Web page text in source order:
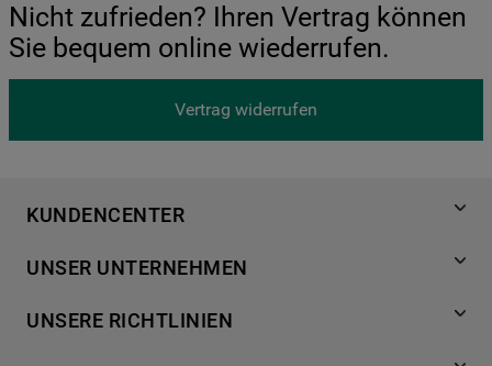
Nicht zufrieden? Ihren Vertrag können
Sie bequem online wiederrufen.
Vertrag widerrufen
KUNDENCENTER
Händlersuche
Häufige Fragen
UNSER UNTERNEHMEN
Für Händler
UNSERE RICHTLINIEN